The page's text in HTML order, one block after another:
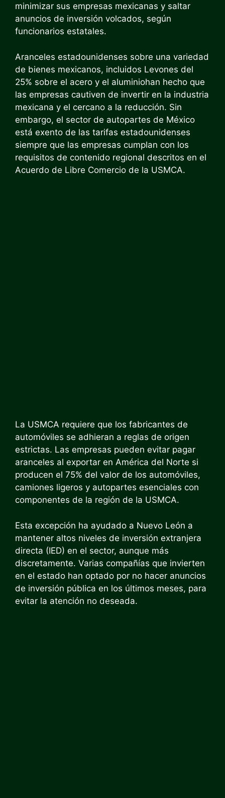
minimizar sus empresas mexicanas y saltar
anuncios de inversión volcados, según
funcionarios estatales.
Aranceles estadounidenses sobre una variedad
de bienes mexicanos, incluidos Levones del
25% sobre el acero y el aluminiohan hecho que
las empresas cautiven de invertir en la industria
mexicana y el cercano a la reducción. Sin
embargo, el sector de autopartes de México
está exento de las tarifas estadounidenses
siempre que las empresas cumplan con los
requisitos de contenido regional descritos en el
Acuerdo de Libre Comercio de la USMCA.
La USMCA requiere que los fabricantes de
automóviles se adhieran a reglas de origen
estrictas. Las empresas pueden evitar pagar
aranceles al exportar en América del Norte si
producen el 75% del valor de los automóviles,
camiones ligeros y autopartes esenciales con
componentes de la región de la USMCA.
Esta excepción ha ayudado a Nuevo León a
mantener altos niveles de inversión extranjera
directa (IED) en el sector, aunque más
discretamente. Varias compañías que invierten
en el estado han optado por no hacer anuncios
de inversión pública en los últimos meses, para
evitar la atención no deseada.